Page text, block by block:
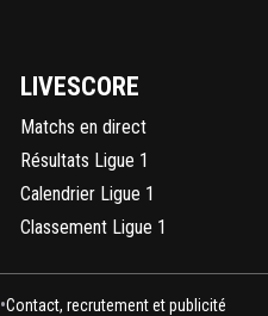
LIVESCORE
Matchs en direct
Résultats Ligue 1
Calendrier Ligue 1
Classement Ligue 1
•Contact, recrutement et publicité